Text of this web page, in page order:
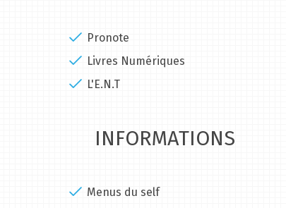
Pronote
Livres Numériques
L'E.N.T
INFORMATIONS
Menus du self